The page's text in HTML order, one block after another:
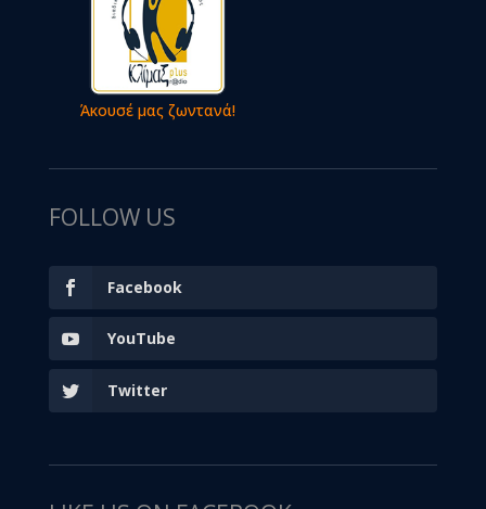
Άκουσέ μας ζωντανά!
FOLLOW US
Facebook
YouTube
Twitter